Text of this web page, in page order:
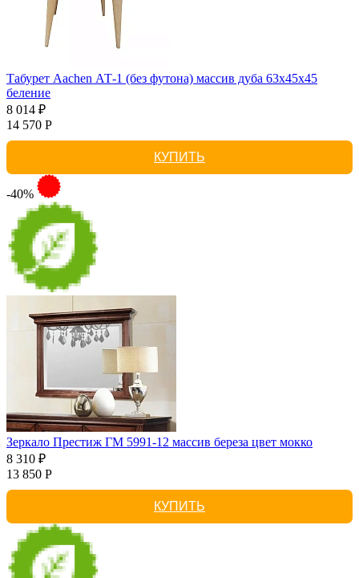
Табурет Aachen АТ-1 (без футона) массив дуба 63х45х45
беление
8 014 ₽
14 570 Р
КУПИТЬ
-40%
Зеркало Престиж ГМ 5991-12 массив береза цвет мокко
8 310 ₽
13 850 Р
КУПИТЬ